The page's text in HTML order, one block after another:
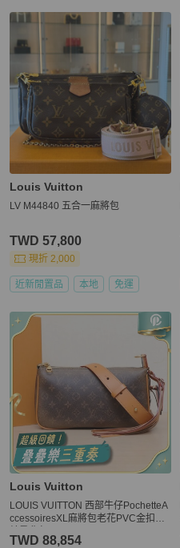
Louis Vuitton
LV M44840 五合一麻將包
TWD 57,800
現折 2,000
近新閒置品 本地 免運
Louis Vuitton
LOUIS VUITTON 西部牛仔PochetteA
ccessoiresXL麻將包老花PVC金扣晶
TWD 88,854